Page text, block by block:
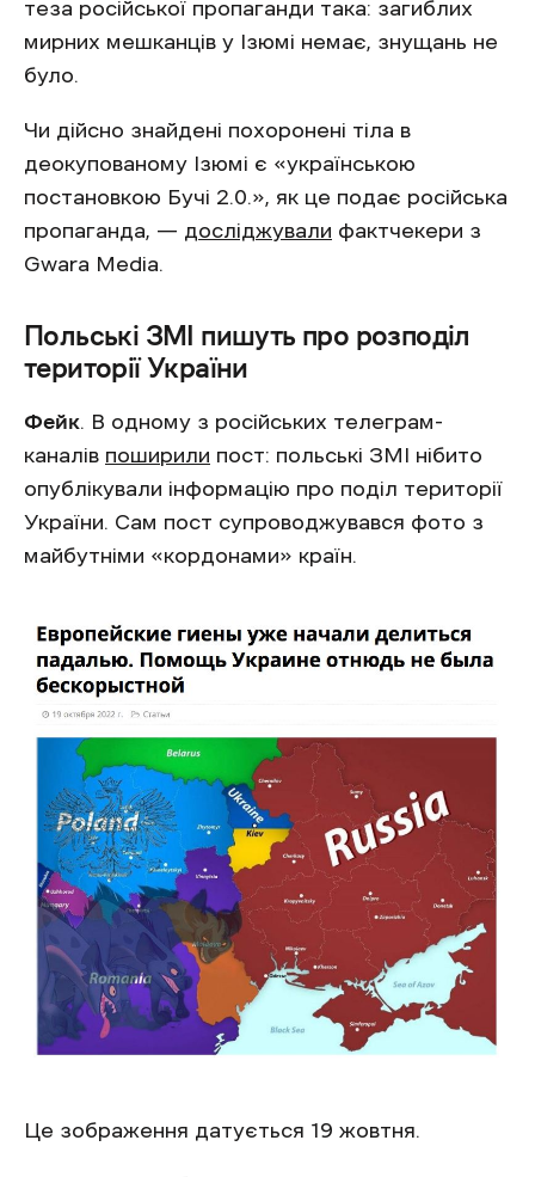
теза російської пропаганди така: загиблих
мирних мешканців у Ізюмі немає, знущань не
було.
Чи дійсно знайдені похоронені тіла в
деокупованому Ізюмі є «українською
постановкою Бучі 2.0.», як це подає російська
пропаганда, — досліджували фактчекери з
Gwara Media.
Польські ЗМІ пишуть про розподіл
території України
Фейк. В одному з російських телеграм-
каналів поширили пост: польські ЗМІ нібито
опублікували інформацію про поділ території
України. Сам пост супроводжувався фото з
майбутніми «кордонами» країн.
Це зображення датується 19 жовтня.